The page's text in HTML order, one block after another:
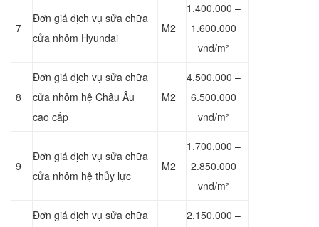
7
Đơn giá dịch vụ sửa chữa
cửa nhôm Hyundai
M2
1.400.000 –
1.600.000
vnd/m²
8
Đơn giá dịch vụ sửa chữa
cửa nhôm hệ Châu Âu
cao cấp
M2
4.500.000 –
6.500.000
vnd/m²
9
Đơn giá dịch vụ sửa chữa
cửa nhôm hệ thủy lực
M2
1.700.000 –
2.850.000
vnd/m²
Đơn giá dịch vụ sửa chữa
2.150.000 –